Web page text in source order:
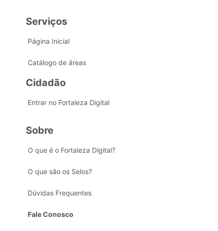
Serviços
Página Inicial
Catálogo de áreas
Cidadão
Entrar no Fortaleza Digital
Sobre
O que é o Fortaleza Digital?
O que são os Selos?
Dúvidas Frequentes
Fale Conosco